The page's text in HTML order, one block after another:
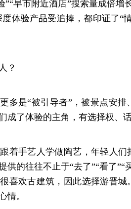
”“早市附近酒店”搜索量成倍增
度体验产品受追捧，都印证了“
？
多是“被引导者”，被景点安
成了体验的主角，有选择权、
着手艺人学做陶艺，年轻人
供的往往不止于“去了”“看了”“
喜欢古建筑，因此选择游晋
情。